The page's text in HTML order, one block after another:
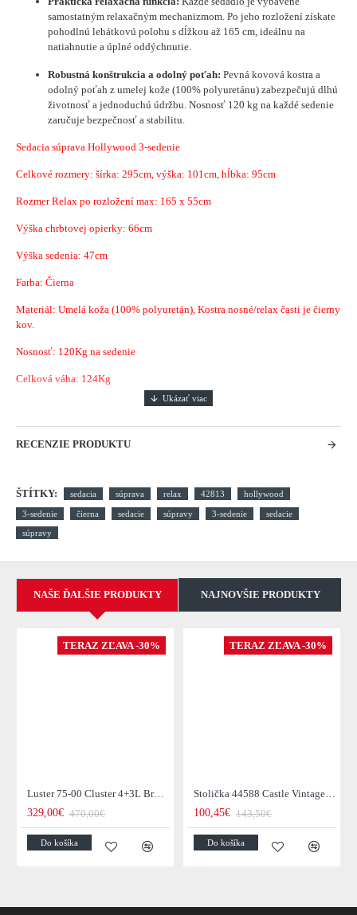
samostatným relaxačným mechanizmom. Po jeho rozložení získate
pohodlnú lehátkovú polohu s dĺžkou až 165 cm, ideálnu na
natiahnutie a úplné oddýchnutie.
Robustná konštrukcia a odolný poťah: Pevná kovová kostra a
odolný poťah z umelej kože (100% polyuretánu) zabezpečujú dlhú
životnosť a jednoduchú údržbu. Nosnosť 120 kg na každé sedenie
zaručuje bezpečnosť a stabilitu.
Sedacia súprava Hollywood 3-sedenie
Celkové rozmery: šírka: 295cm, výška: 101cm, hĺbka: 95cm
Rozmer Relax po rozložení max: 165 x 55cm
Výška chrbtovej opierky: 66cm
Výška sedenia: 47cm
Farba: Čierna
Materiál: Umelá koža (100% polyuretán), Kostra nosné/relax časti je čierny
kov.
Nosnosť: 120Kg na sedenie
Celková váha: 124Kg
RECENZIE PRODUKTU
ŠTÍTKY: sedacia súprava relax 42813 hollywood
3-sedenie čierna sedacie súpravy 3-sedenie
sedacie
súpravy
NAŠE ĎALŠIE PRODUKTY NAJNOVŠIE PRODUKTY
TERAZ ZĽAVA -30%
Luster 75-00 Cluster 4+3L Brown + Jantar Glass
329,00€ 470,00€
Do košíka
TERAZ ZĽAVA -30%
Stolička 44588 Castle Vintage Black
100,45€ 143,50€
Do košíka